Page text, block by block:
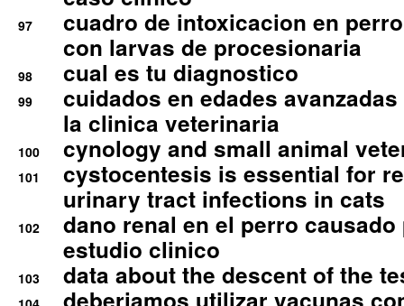
97
cuadro de intoxicacion en
con larvas de procesionaria
98 cual es tu diagnostico
99
cuidados en edades
la clinica veterinaria
100 cynology and small animal
101
cystocentesis is essential for
urinary tract infections in cats
102
dano renal en el perro
estudio clinico
103 data about the descent of the
deberiamos utilizar vacunas